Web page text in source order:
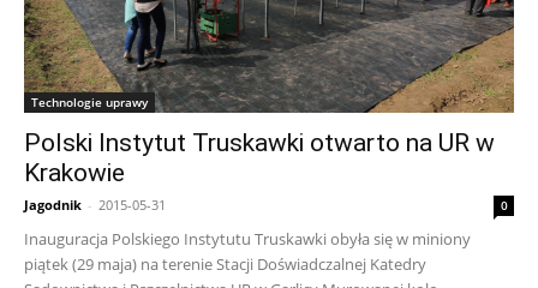
Technologie uprawy
Polski Instytut Truskawki otwarto na UR w
Krakowie
Jagodnik - 2015-05-31 0
Inauguracja Polskiego Instytutu Truskawki obyła się w miniony
piątek (29 maja) na terenie Stacji Doświadczalnej Katedry